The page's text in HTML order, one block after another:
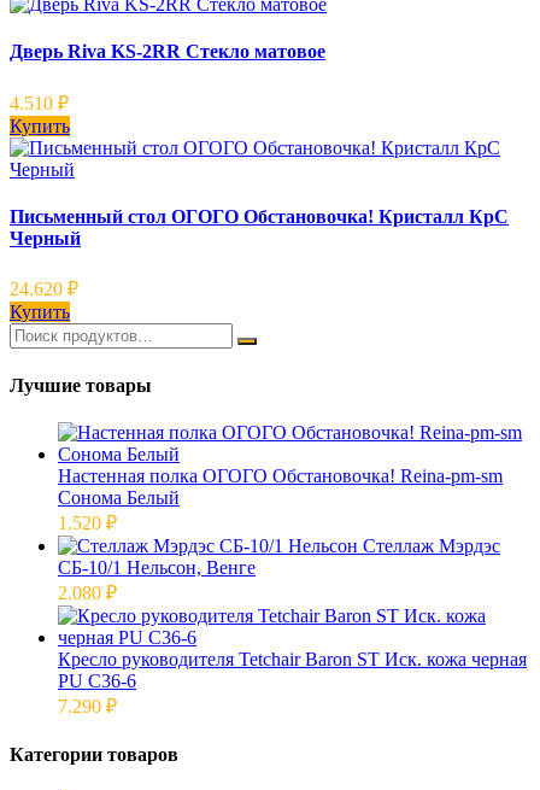
Дверь Riva KS-2RR Стекло матовое
4.510 ₽
Купить
Письменный стол ОГОГО Обстановочка! Кристалл КрС
Черный
24.620 ₽
Купить
Лучшие товары
Настенная полка ОГОГО Обстановочка! Reina-pm-sm
Сонома Белый
1.520 ₽
Стеллаж Мэрдэс
СБ-10/1 Нельсон, Венге
2.080 ₽
Кресло руководителя Tetchair Baron ST Иск. кожа черная
PU C36-6
7.290 ₽
Категории товаров